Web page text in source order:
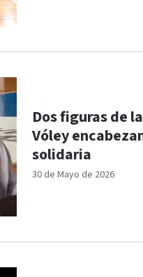
30 de Mayo de 2026
Dos figuras de
Vóley
solidaria